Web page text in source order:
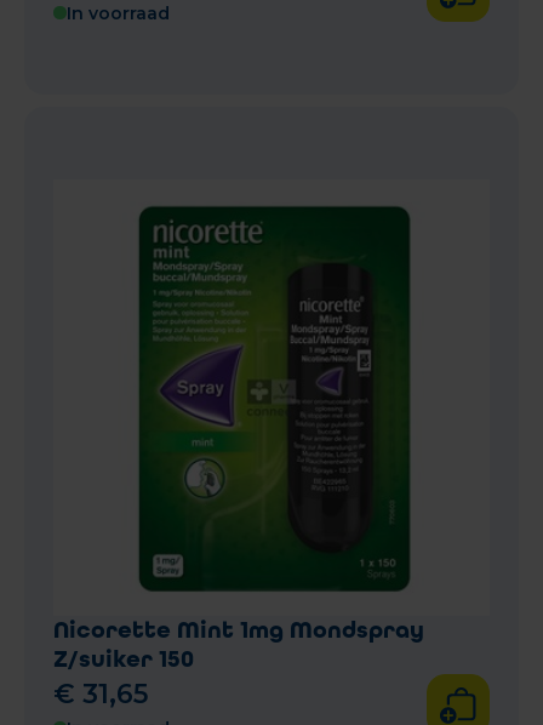
In voorraad
Nicorette Mint 1mg Mondspray
Z/suiker 150
€ 31,65